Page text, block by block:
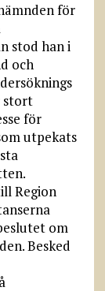
för
stod han i
och
stort
för
utpekats
Region
om
Besked